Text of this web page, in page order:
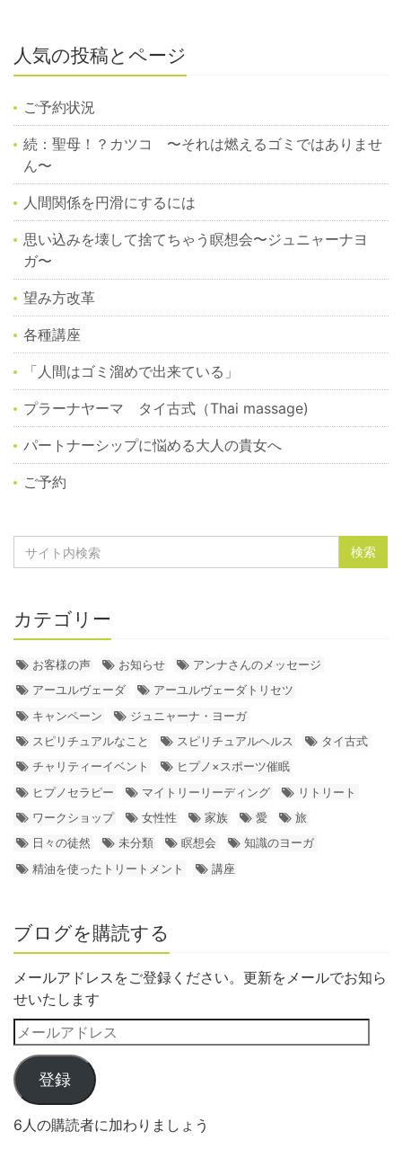
人気の投稿とページ
ご予約状況
続：聖母！？カツコ 〜それは燃えるゴミではありませ
ん〜
人間関係を円滑にするには
思い込みを壊して捨てちゃう瞑想会〜ジュニャーナヨ
ガ〜
望み方改革
各種講座
「人間はゴミ溜めで出来ている」
プラーナヤーマ タイ古式（Thai massage)
パートナーシップに悩める大人の貴女へ
ご予約
カテゴリー
お客様の声 お知らせ
アンナさんのメッセージ
アーユルヴェーダ
アーユルヴェーダトリセツ
キャンペーン
ジュニャーナ・ヨーガ
スピリチュアルなこと
スピリチュアルヘルス
タイ古式
チャリティーイベント
ヒプノ×スポーツ催眠
ヒプノセラピー
マイトリーリーディング
リトリート
ワークショップ
女性性 家族 愛
旅
日々の徒然
未分類 瞑想会
知識のヨーガ
精油を使ったトリートメント
講座
ブログを購読する
メールアドレスをご登録ください。更新をメールでお知ら
せいたします
登録
6人の購読者に加わりましょう